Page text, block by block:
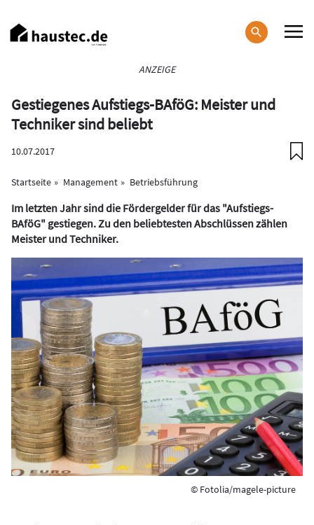
zum
Inhalt
ANZEIGE
Gestiegenes Aufstiegs-BAföG: Meister und
Techniker sind beliebt
10.07.2017
Startseite Management Betriebsführung
Im letzten Jahr sind die Fördergelder für das "Aufstiegs-
BAföG" gestiegen. Zu den beliebtesten Abschlüssen zählen
Meister und Techniker.
© Fotolia/magele-picture